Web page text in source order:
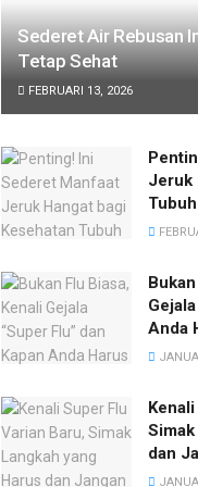
Sederet Air Rebusan
Tetap Sehat
FEBRUARI 13, 2026
Jeruk
Tubuh
Anda
dan